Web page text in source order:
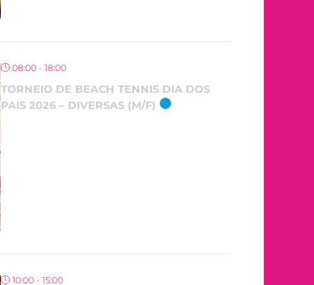
08:00 - 18:00
TORNEIO DE BEACH TENNIS DIA DOS
PAIS 2026 – DIVERSAS (M/F)
10:00 - 15:00